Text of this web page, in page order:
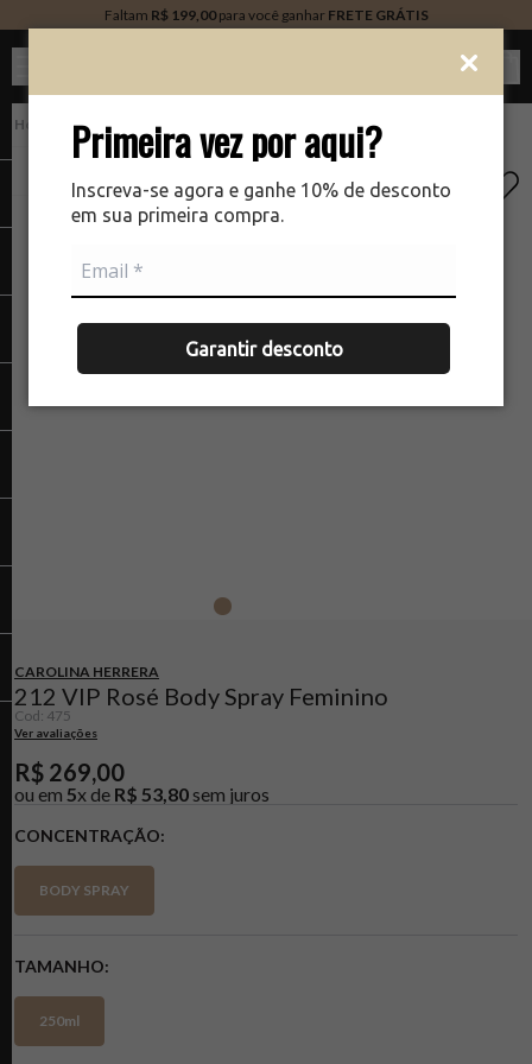
Primeira vez por aqui?
Inscreva-se agora e ganhe 10% de desconto
em sua primeira compra.
Garantir desconto
Faltam R$ 199,00para você ganhar FRETE GRÁTIS
PERFUMARIA
CAROLINA HERRERA
212 VIP Rosé Body Spray Feminino
Cod: 475
Ver avaliações
R$ 269,00
ou em 5x de R$ 53,80 sem juros
CONCENTRAÇÃO
BODY SPRAY
TAMANHO
250ml